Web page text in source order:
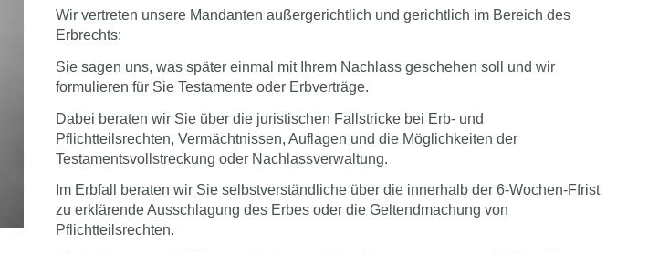
Wir vertreten unsere Mandanten außergerichtlich und gerichtlich im Bereich des
Erbrechts:
Sie sagen uns, was später einmal mit Ihrem Nachlass geschehen soll und wir
formulieren für Sie Testamente oder Erbverträge.
Dabei beraten wir Sie über die juristischen Fallstricke bei Erb- und
Pflichtteilsrechten, Vermächtnissen, Auflagen und die Möglichkeiten der
Testamentsvollstreckung oder Nachlassverwaltung.
Im Erbfall beraten wir Sie selbstverständliche über die innerhalb der 6-Wochen-Ffrist
zu erklärende Ausschlagung des Erbes oder die Geltendmachung von
Pflichtteilsrechten.